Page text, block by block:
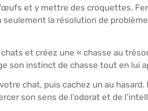
et y mettre des croquettes.
la résolution de
et créez une « chasse au
son instinct de chasse tout en lui
chat, puis cachez un au
son sens de l’odorat et de